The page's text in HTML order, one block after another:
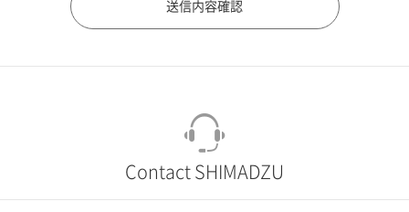
Contact SHIMADZU